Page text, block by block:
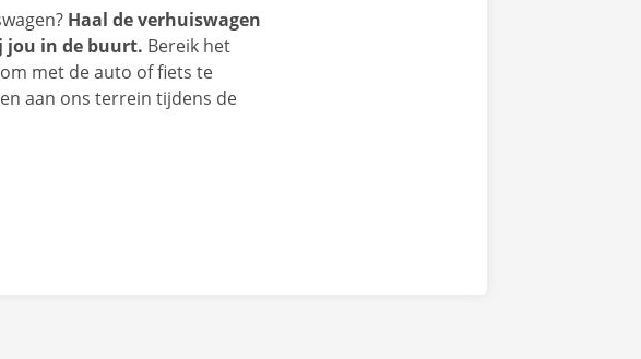
Haal de verhuiswagen
jou in de buurt. Bereik het
met de auto of fiets te
aan ons terrein tijdens de